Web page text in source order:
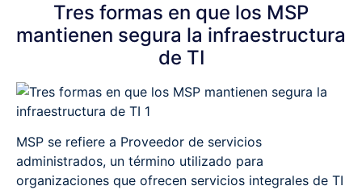
Tres formas en que los MSP
mantienen segura la infraestructura
de TI
MSP se refiere a Proveedor de servicios
administrados, un término utilizado para
organizaciones que ofrecen servicios integrales de TI